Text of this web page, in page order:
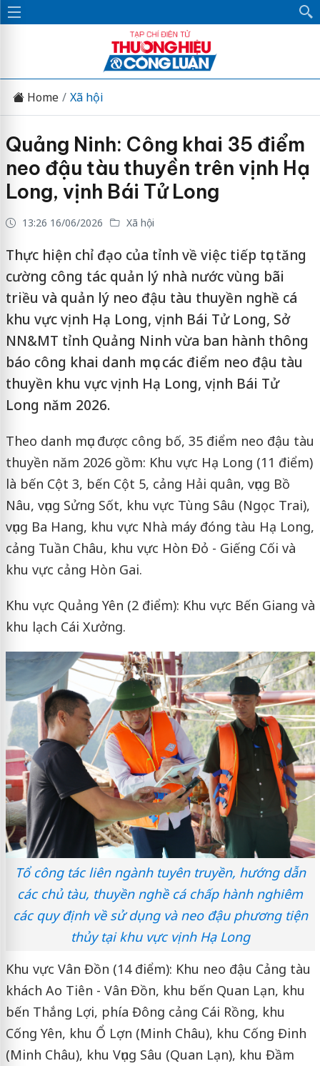
Home Xã hội
Quảng Ninh: Công khai 35 điểm
neo đậu tàu thuyền trên vịnh Hạ
Long, vịnh Bái Tử Long
13:26 16/06/2026 Xã hội
Thực hiện chỉ đạo của tỉnh về việc tiếp tục tăng
cường công tác quản lý nhà nước vùng bãi
triều và quản lý neo đậu tàu thuyền nghề cá
khu vực vịnh Hạ Long, vịnh Bái Tử Long, Sở
NN&MT tỉnh Quảng Ninh vừa ban hành thông
báo công khai danh mục các điểm neo đậu tàu
thuyền khu vực vịnh Hạ Long, vịnh Bái Tử
Long năm 2026.
Theo danh mục được công bố, 35 điểm neo đậu tàu
thuyền năm 2026 gồm: Khu vực Hạ Long (11 điểm)
là bến Cột 3, bến Cột 5, cảng Hải quân, vụng Bồ
Nâu, vụng Sửng Sốt, khu vực Tùng Sâu (Ngọc Trai),
vụng Ba Hang, khu vực Nhà máy đóng tàu Hạ Long,
cảng Tuần Châu, khu vực Hòn Đỏ - Giếng Cối và
khu vực cảng Hòn Gai.
Khu vực Quảng Yên (2 điểm): Khu vực Bến Giang và
khu lạch Cái Xưởng.
Tổ công tác liên ngành tuyên truyền, hướng dẫn
các chủ tàu, thuyền nghề cá chấp hành nghiêm
các quy định về sử dụng và neo đậu phương tiện
thủy tại khu vực vịnh Hạ Long
Khu vực Vân Đồn (14 điểm): Khu neo đậu Cảng tàu
khách Ao Tiên - Vân Đồn, khu bến Quan Lạn, khu
bến Thắng Lợi, phía Đông cảng Cái Rồng, khu
Cống Yên, khu Ổ Lợn (Minh Châu), khu Cống Đinh
(Minh Châu), khu Vụng Sâu (Quan Lạn), khu Đầm